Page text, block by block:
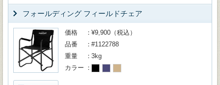
フォールディング フィールドチェア
価格
¥9,900（税込）
品番
#1122788
重量
3kg
カラー